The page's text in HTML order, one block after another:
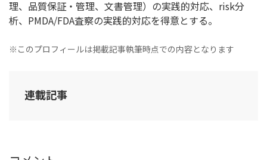
理、品質保証・管理、文書管理）の実践的対応、risk分
析、PMDA/FDA査察の実践的対応を得意とする。
※このプロフィールは掲載記事執筆時点での内容となります
連載記事